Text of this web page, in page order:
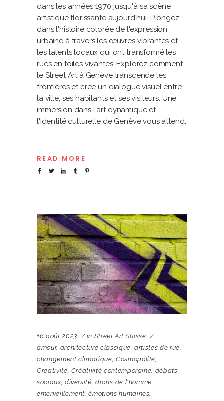
dans les années 1970 jusqu'à sa scène
artistique florissante aujourd'hui. Plongez
dans l'histoire colorée de l'expression
urbaine à travers les œuvres vibrantes et
les talents locaux qui ont transformé les
rues en toiles vivantes. Explorez comment
le Street Art à Genève transcende les
frontières et crée un dialogue visuel entre
la ville, ses habitants et ses visiteurs. Une
immersion dans l'art dynamique et
l'identité culturelle de Genève vous attend.
READ MORE
16 août 2023 in Street Art Suisse
amour, architecture classique,artistes de rue,
changement climatique, Cosmopolite,
Créativité, Créativité contemporaine, débats
sociaux, diversité,droits de l'homme,
émerveillement,émotions humaines,